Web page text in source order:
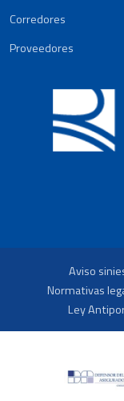
Corredores
Proveedores
Aviso
Normativas
Ley